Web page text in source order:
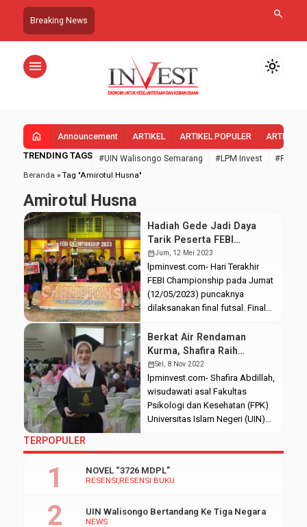
Breaking News search
menu light_mode
home Announcement ARTIKEL ARTIKEL POPULER ARTIKEL
TRENDING TAGS #UIN Walisongo Semarang #LPM Invest
#FEBI
Beranda » Tag "Amirotul Husna"
Amirotul Husna
Hadiah Gede Jadi Daya
Tarik Peserta FEBI
Championship
calendar_monthJum, 12 Mei 2023
lpminvest.com- Hari Terakhir
FEBI Championship pada Jumat
(12/05/2023) puncaknya
dilaksanakan final futsal. Final
dari SMA Negeri 11 Semarang
versus SMK Muhammadiyah 3
Weleri. Selain itu, terdapat final
battle supporter yang
dimeriahkan oleh empat
sekolah tepilih sejak awal
dimulainya event. Rofiki selaku
event ini […]
Berkat Air Rendaman
Kurma, Shafira Raih
Predikat Skripsi Terbaik
Tingkat Universitas
calendar_monthSel, 8 Nov 2022
lpminvest.com- Shafira Abdillah,
wisudawati asal Fakultas
Psikologi dan Kesehatan (FPK)
Universitas Islam Negeri (UIN)
predikat tersebut ketika
di Auditorium 2 Kampus 3.
TERPOPULER
RESENSI RESENSI BUKU
NOVEL “3726 MDPL”
NEWS
UIN Walisongo Bertandang Ke Tiga Negara